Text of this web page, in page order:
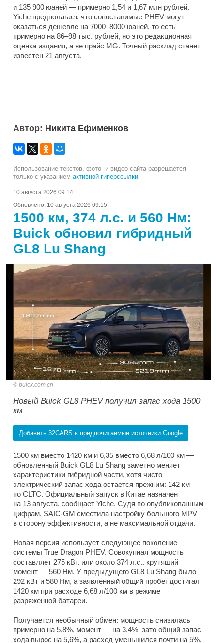
и 135 900 юаней — примерно 1,54 и 1,67 млн рублей.
Yiche предполагает, что сопоставимые PHEV могут
оказаться дешевле на 7000–8000 юаней, то есть
примерно на 86–98 тыс. рублей, но это редакционная
оценка издания, а не прайс MG. Точный расклад станет
известен 21 августа.
Автор: Никита Ефименков
Использование текстов, фото- и видео сайта разрешается
только с указанием активной гиперссылки.
10 августа 2026 09:14
Обновлено: 10 августа 2026 09:15
1500 км, 374 л.с. и 560 Нм:
Buick обновил гибридный
GL8 Lu Shang
buick.com.cn
Новый Buick GL8 PHEV получил запас хода 1500
км
Добавить 32CARS в предпочитаемые источники Google
1500 км вместо 1420 км и 6,35 вместо 6,68 л/100 км —
обновленный Buick GL8 Lu Shang заметно меняет
характеристики гибридной части, хотя чисто
электрический запас хода остается прежним: 142 км
по CLTC. Официальный запуск в Китае назначен
на 13 августа, сообщает Yiche. Судя по опубликованным
цифрам, SAIC-GM сместила настройку большого MPV
в сторону эффективности, а не максимальной отдачи.
Новая версия использует следующее поколение
системы True Dragon PHEV. Совокупная мощность
составляет 275 кВт, или около 374 л.с., крутящий
момент — 560 Нм. У предыдущего GL8 Lu Shang было
292 кВт и 580 Нм, а заявленный общий пробег достигал
1420 км при расходе 6,68 л/100 км в режиме
разряженной батареи.
Получается необычный обмен: мощность снизилась
примерно на 5,8%, момент — на 3,4%, зато общий запас
хода вырос на 5,6%, а расход уменьшился почти на 5%.